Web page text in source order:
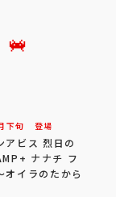
下旬 登場
アビス 烈日の
ナナチ フ
オイラのたから